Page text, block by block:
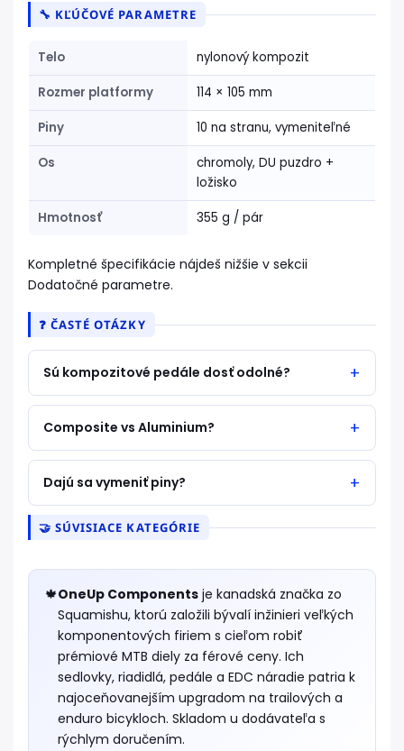
🔧 KĽÚČOVÉ PARAMETRE
Telo nylonový kompozit
Rozmer platformy 114 × 105 mm
Piny 10 na stranu, vymeniteľné
Os
chromoly, DU puzdro +
ložisko
Hmotnosť 355 g / pár
Kompletné špecifikácie nájdeš nižšie v sekcii
Dodatočné parametre.
❓ ČASTÉ OTÁZKY
Sú kompozitové pedále dosť odolné?
Composite vs Aluminium?
Dajú sa vymeniť piny?
🤝 SÚVISIACE KATEGÓRIE
🍁OneUp Components je kanadská značka zo
Squamishu, ktorú založili bývalí inžinieri veľkých
komponentových firiem s cieľom robiť
prémiové MTB diely za férové ceny. Ich
sedlovky, riadidlá, pedále a EDC náradie patria k
najoceňovanejším upgradom na trailových a
enduro bicykloch. Skladom u dodávateľa s
rýchlym doručením.